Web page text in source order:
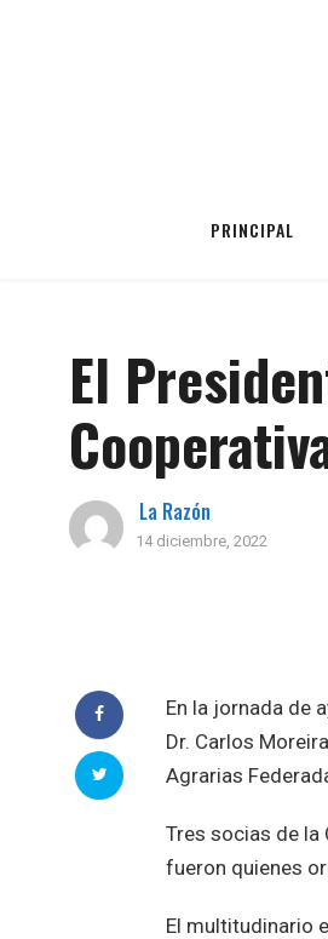
PRINCIPAL
El
La Razón
14 diciembre, 2022
En la jornada de
Dr. Carlos
Agrarias
Tres socias de la
fueron quienes
El multitudinario